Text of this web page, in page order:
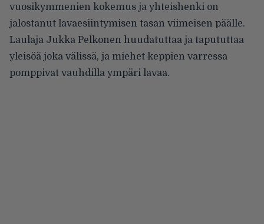
vuosikymmenien kokemus ja yhteishenki on
jalostanut lavaesiintymisen tasan viimeisen päälle.
Laulaja Jukka Pelkonen huudatuttaa ja tapututtaa
yleisöä joka välissä, ja miehet keppien varressa
pomppivat vauhdilla ympäri lavaa.